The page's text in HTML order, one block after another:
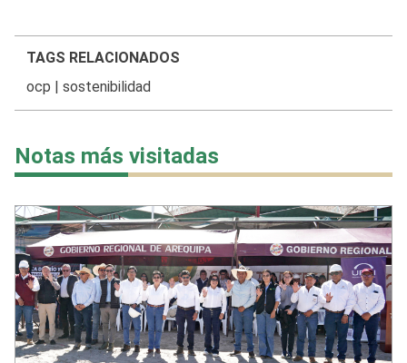
TAGS RELACIONADOS
ocp
sostenibilidad
Notas más visitadas